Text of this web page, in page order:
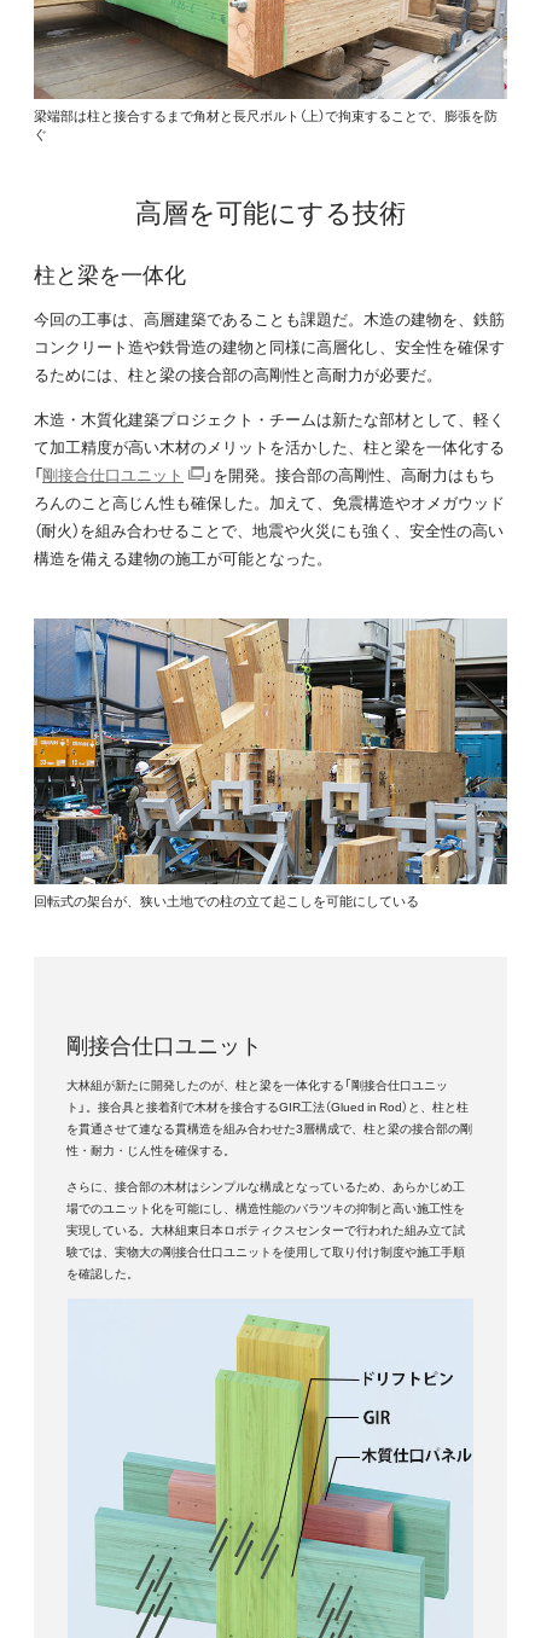
梁端部は柱と接合するまで角材と長尺ボルト（上）で拘束することで、膨張を防
ぐ
高層を可能にする技術
柱と梁を一体化
今回の工事は、高層建築であることも課題だ。木造の建物を、鉄筋
コンクリート造や鉄骨造の建物と同様に高層化し、安全性を確保す
るためには、柱と梁の接合部の高剛性と高耐力が必要だ。
木造・木質化建築プロジェクト・チームは新たな部材として、軽く
て加工精度が高い木材のメリットを活かした、柱と梁を一体化する
「剛接合仕口ユニット
」を開発。接合部の高剛性、高耐力はもち
ろんのこと高じん性も確保した。加えて、免震構造やオメガウッド
（耐火）を組み合わせることで、地震や火災にも強く、安全性の高い
構造を備える建物の施工が可能となった。
回転式の架台が、狭い土地での柱の立て起こしを可能にしている
剛接合仕口ユニット
大林組が新たに開発したのが、柱と梁を一体化する「剛接合仕口ユニッ
ト」。接合具と接着剤で木材を接合するGIR工法（Glued in Rod）と、柱と柱
を貫通させて連なる貫構造を組み合わせた3層構成で、柱と梁の接合部の剛
性・耐力・じん性を確保する。
さらに、接合部の木材はシンプルな構成となっているため、あらかじめ工
場でのユニット化を可能にし、構造性能のバラツキの抑制と高い施工性を
実現している。大林組東日本ロボティクスセンターで行われた組み立て試
験では、実物大の剛接合仕口ユニットを使用して取り付け制度や施工手順
を確認した。